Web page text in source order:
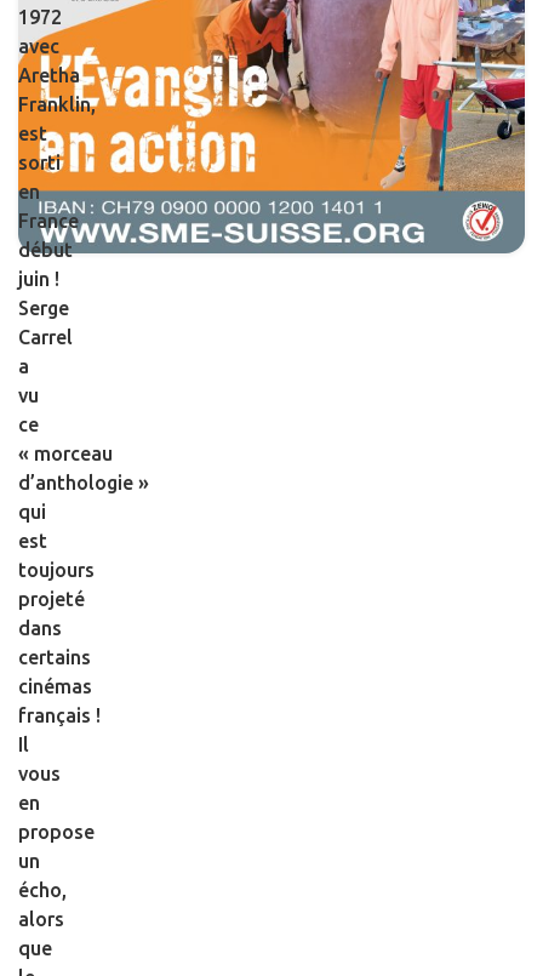
1972
avec
Aretha
Franklin,
est
sorti
en
France
début
juin !
Serge
Carrel
a
vu
ce
« morceau
d’anthologie »
qui
est
toujours
projeté
dans
certains
cinémas
français !
Il
vous
en
propose
un
écho,
alors
que